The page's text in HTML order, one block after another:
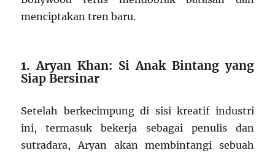
menciptakan tren baru.
1.Aryan Khan: Si Anak Bintang yang
Siap Bersinar
Setelah berkecimpung di sisi kreatif industri
ini, termasuk bekerja sebagai penulis dan
sutradara, Aryan akan membintangi sebuah